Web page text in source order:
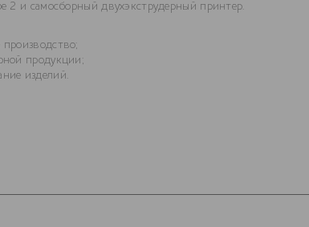
2 и самосборный двухэкструдерный принтер.
продукции;
изделий.